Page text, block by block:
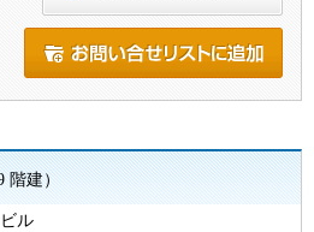
階建）
ル